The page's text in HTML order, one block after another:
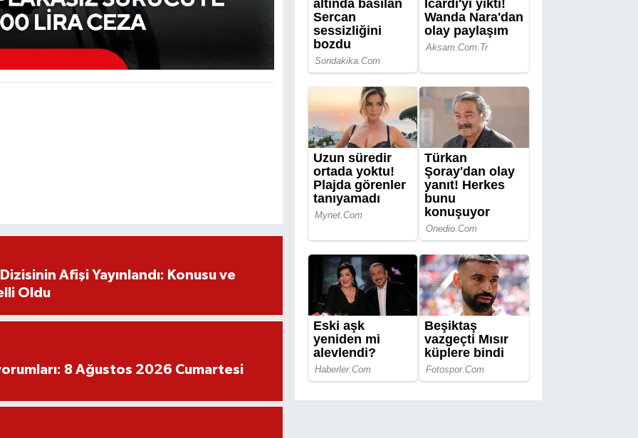
Afişi Yayınlandı: Konusu ve
Oldu
8 Ağustos 2026 Cumartesi